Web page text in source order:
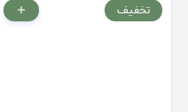
تخفیف